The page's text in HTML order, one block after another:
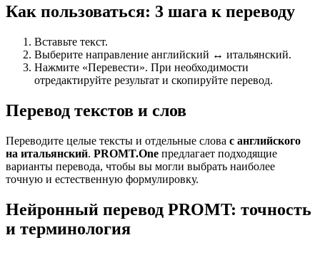
Как пользоваться: 3 шага к переводу
Вставьте текст.
Выберите направление английский ↔ итальянский.
Нажмите «Перевести». При необходимости
отредактируйте результат и скопируйте перевод.
Перевод текстов и слов
Переводите целые тексты и отдельные слова с английского
на итальянский. PROMT.One предлагает подходящие
варианты перевода, чтобы вы могли выбрать наиболее
точную и естественную формулировку.
Нейронный перевод PROMT: точность
и терминология